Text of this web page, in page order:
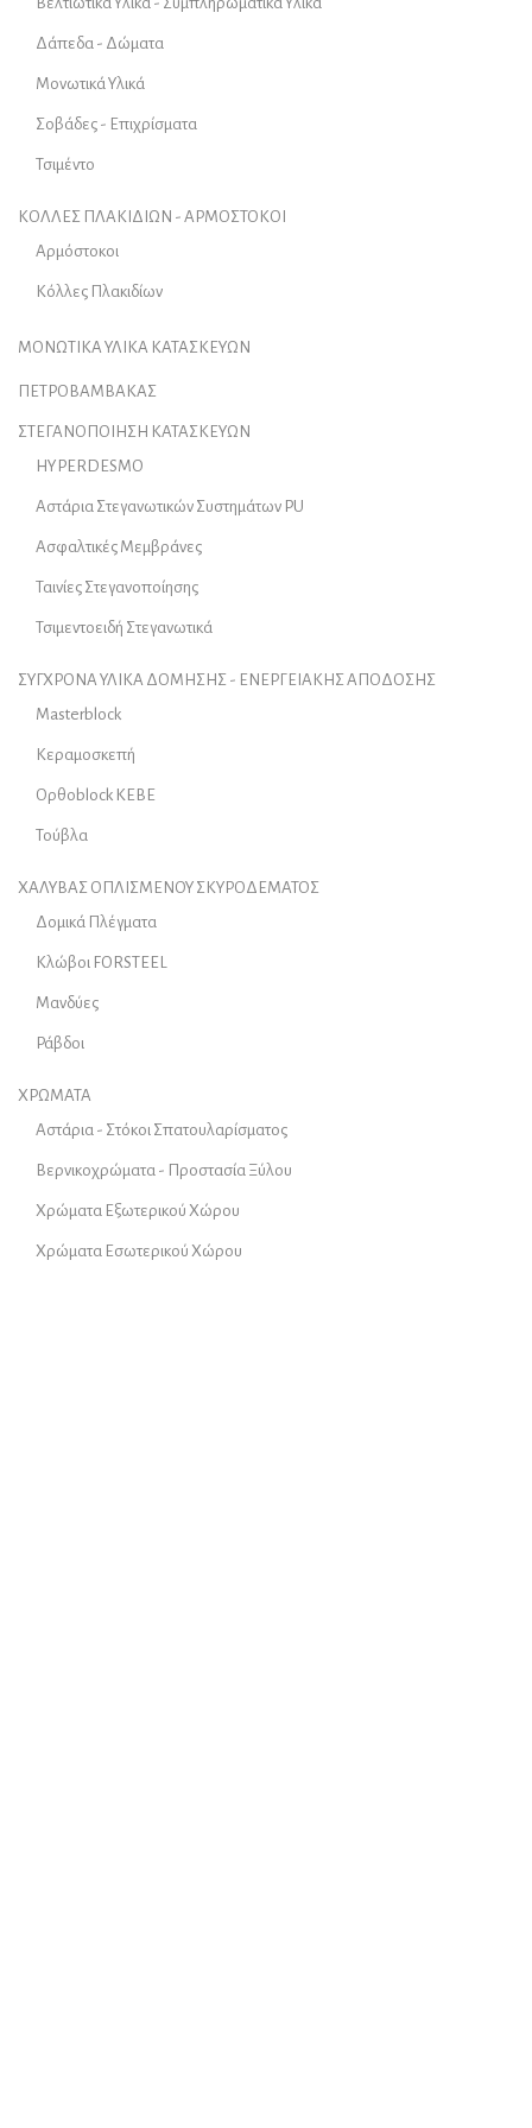
Δάπεδα - Δώματα
Μονωτικά Υλικά
Σοβάδες - Επιχρίσματα
Τσιμέντο
ΚΟΛΛΕΣ ΠΛΑΚΙΔΙΩΝ - ΑΡΜΟΣΤΟΚΟΙ
Αρμόστοκοι
Κόλλες Πλακιδίων
ΜΟΝΩΤΙΚΑ ΥΛΙΚΑ ΚΑΤΑΣΚΕΥΩΝ
ΠΕΤΡΟΒΑΜΒΑΚΑΣ
ΣΤΕΓΑΝΟΠΟΙΗΣΗ ΚΑΤΑΣΚΕΥΩΝ
HYPERDESMO
Αστάρια Στεγανωτικών Συστημάτων PU
Ασφαλτικές Μεμβράνες
Ταινίες Στεγανοποίησης
Τσιμεντοειδή Στεγανωτικά
ΣΥΓΧΡΟΝΑ ΥΛΙΚΑ ΔΟΜΗΣΗΣ - ΕΝΕΡΓΕΙΑΚΗΣ ΑΠΟΔΟΣΗΣ
Masterblock
Κεραμοσκεπή
Ορθοblock KEBE
Τούβλα
ΧΑΛΥΒΑΣ ΟΠΛΙΣΜΕΝΟΥ ΣΚΥΡΟΔΕΜΑΤΟΣ
Δομικά Πλέγματα
Κλώβοι FORSTEEL
Μανδύες
Ράβδοι
ΧΡΩΜΑΤΑ
Αστάρια - Στόκοι Σπατουλαρίσματος
Βερνικοχρώματα - Προστασία Ξύλου
Χρώματα Εξωτερικού Χώρου
Χρώματα Εσωτερικού Χώρου